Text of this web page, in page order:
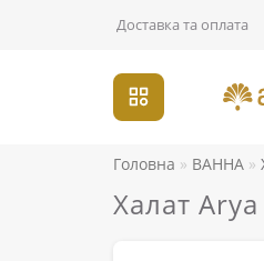
Доставка та оплата
Головна ВАННА
Халат